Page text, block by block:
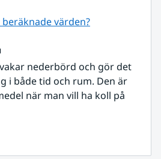
värden?
nederbörd och gör det
i både tid och rum. Den är
när man vill ha koll på